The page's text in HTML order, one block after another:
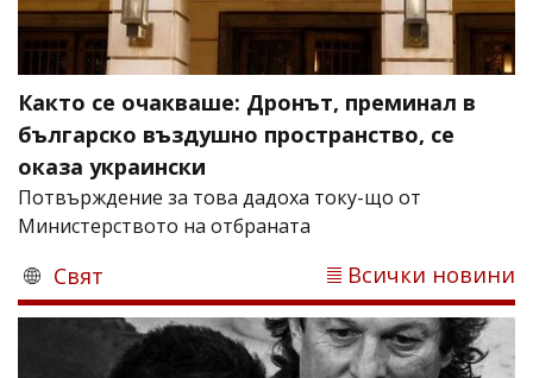
Както се очакваше: Дронът, преминал в
българско въздушно пространство, се
оказа украински
Потвърждение за това дадоха току-що от
Министерството на отбраната
Свят Всички новини